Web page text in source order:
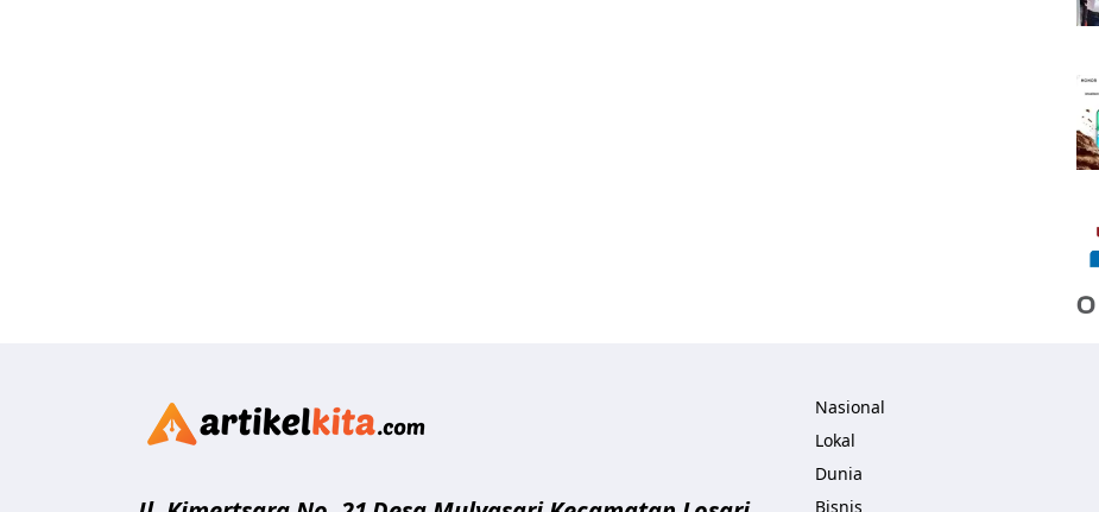
Nasional
Lokal
Dunia
Bisnis